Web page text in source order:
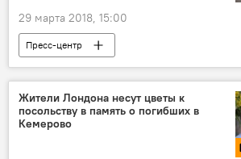
29 марта 2018, 15:00
Пресс-центр
Жители Лондона несут цветы к
посольству в память о погибших в
Кемерово